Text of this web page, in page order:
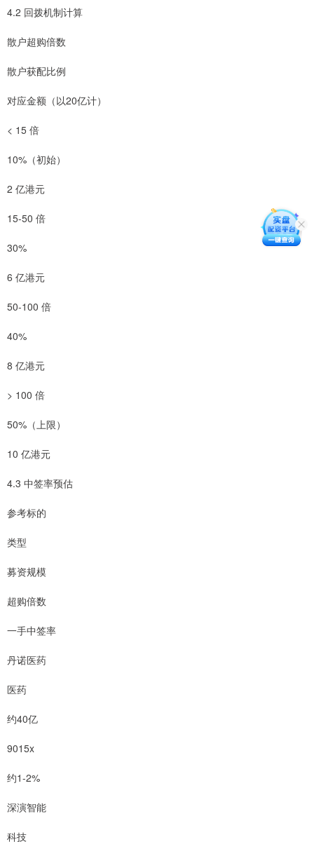
4.2 回拨机制计算
散户超购倍数
散户获配比例
对应金额（以20亿计）
< 15 倍
10%（初始）
2 亿港元
15-50 倍
30%
6 亿港元
50-100 倍
40%
8 亿港元
> 100 倍
50%（上限）
10 亿港元
4.3 中签率预估
参考标的
类型
募资规模
超购倍数
一手中签率
丹诺医药
医药
约40亿
9015x
约1-2%
深演智能
科技